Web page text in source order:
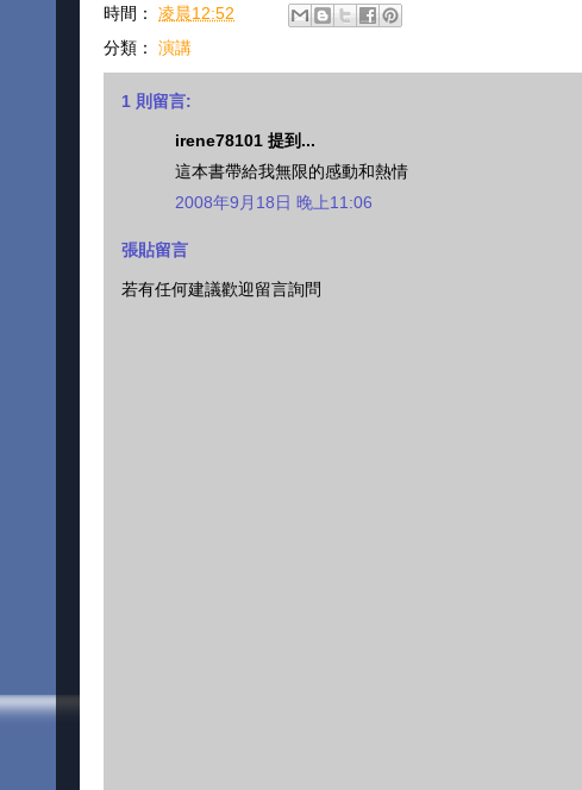
時間： 凌晨12:52
分類： 演講
1 則留言:
irene78101 提到...
這本書帶給我無限的感動和熱情
2008年9月18日 晚上11:06
張貼留言
若有任何建議歡迎留言詢問